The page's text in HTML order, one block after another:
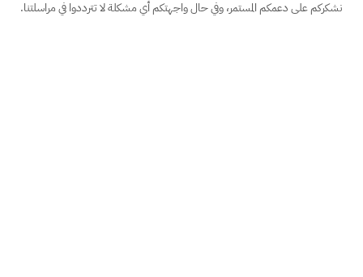
نشكركم على دعمكم المستمر، وفي حال واجهتكم أي مشكلة لا تترددوا في مراسلتنا.